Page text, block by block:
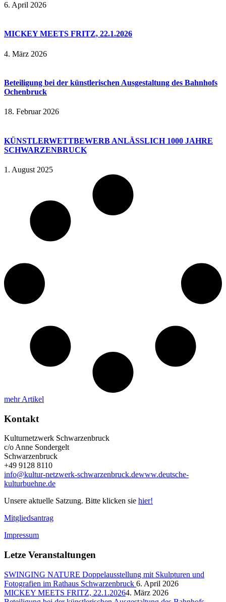
6. April 2026
MICKEY MEETS FRITZ, 22.1.2026
4. März 2026
Beteiligung bei der künstlerischen Ausgestaltung des Bahnhofs
Ochenbruck
18. Februar 2026
KÜNSTLERWETTBEWERB ANLÄSSLICH 1000 JAHRE
SCHWARZENBRUCK
1. August 2025
mehr Artikel
Kontakt
Kulturnetzwerk Schwarzenbruck
c/o Anne Sondergelt
Schwarzenbruck
+49 9128 8110
info@kultur-netzwerk-schwarzenbruck.dewww.deutsche-
kulturbuehne.de
Unsere aktuelle Satzung. Bitte klicken sie hier!
Mitgliedsantrag
Impressum
Letze Veranstaltungen
SWINGING NATURE Doppelausstellung mit Skulpturen und
Fotografien im Rathaus Schwarzenbruck 6. April 2026
MICKEY MEETS FRITZ, 22.1.20264. März 2026